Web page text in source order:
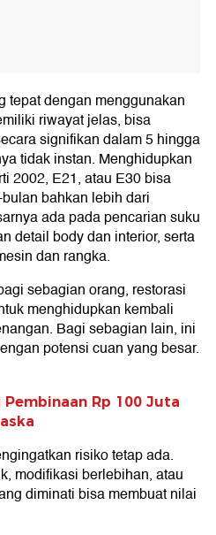
tepat dengan menggunakan
riwayat jelas, bisa
signifikan dalam 5 hingga
tidak instan. Menghidupkan
2002, E21, atau E30 bisa
bahkan lebih dari
ada pada pencarian suku
detail body dan interior, serta
dan rangka.
sebagian orang, restorasi
menghidupkan kembali
Bagi sebagian lain, ini
potensi cuan yang besar.
Rp 100 Juta
risiko tetap ada.
modifikasi berlebihan, atau
diminati bisa membuat nilai